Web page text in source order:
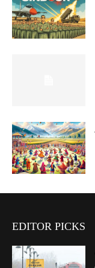
EDITOR PICKS